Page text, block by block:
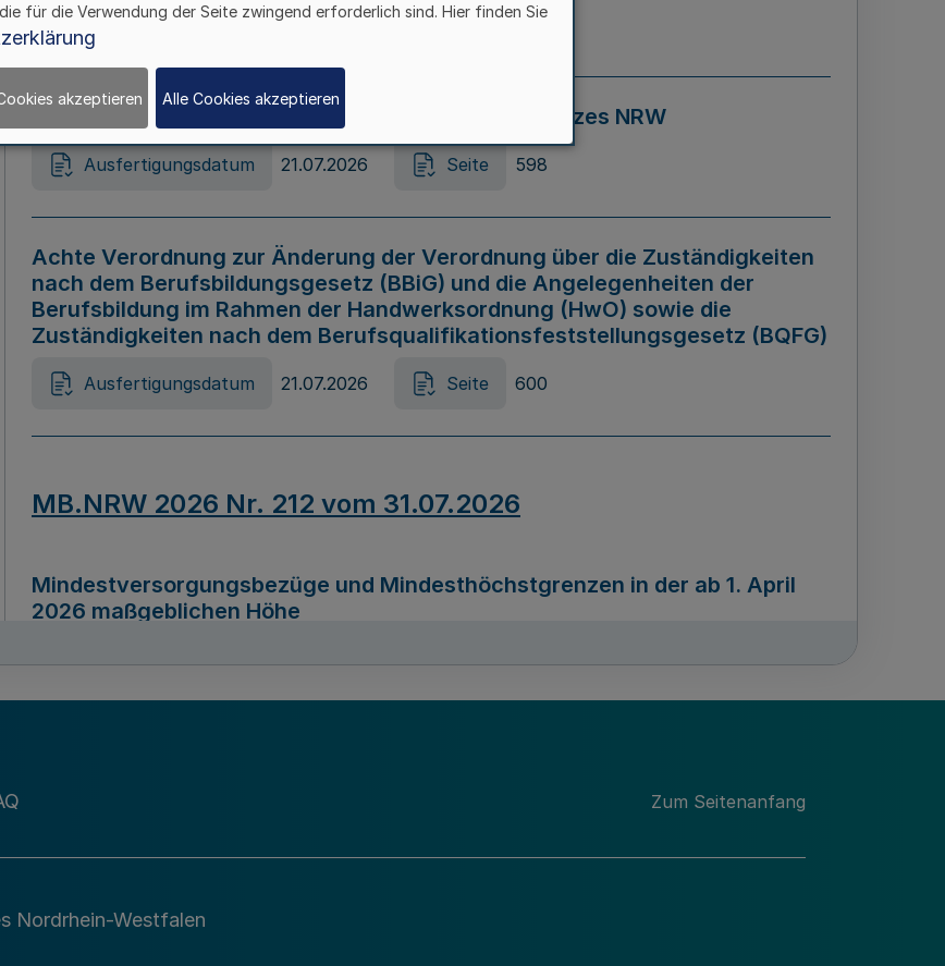
Ausfertigungsdatum 21.07.2026 Seite 595
Gesetz zur Änderung des Online-Casinospiel Gesetzes NRW
Ausfertigungsdatum 21.07.2026 Seite 598
Achte Verordnung zur Änderung der Verordnung über die Zuständigkeiten
nach dem Berufsbildungsgesetz (BBiG) und die Angelegenheiten der
Berufsbildung im Rahmen der Handwerksordnung (HwO) sowie die
Zuständigkeiten nach dem Berufsqualifikationsfeststellungsgesetz (BQFG)
Ausfertigungsdatum 21.07.2026 Seite 600
MB.NRW 2026 Nr. 212 vom 31.07.2026
Mindestversorgungsbezüge und Mindesthöchstgrenzen in der ab 1. April
2026 maßgeblichen Höhe
Richtlinie zur Durchführung des Förderprogramms „Mittelstand Innovativ &
Zum Seitenanfang
Nordrhein-Westfalen
für die Verwendung der Seite zwingend erforderlich sind. Hier finden Sie
akzeptieren Alle Cookies akzeptieren